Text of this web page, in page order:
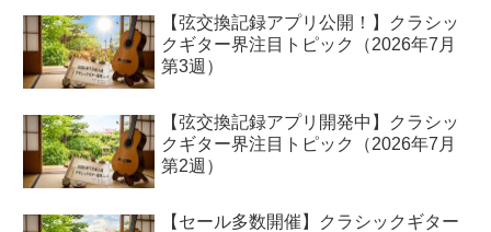
【弦交換記録アプリ公開！】クラシッ
クギター界注目トピック（2026年7月
第3週）
【弦交換記録アプリ開発中】クラシッ
クギター界注目トピック（2026年7月
第2週）
【セール多数開催】クラシックギター